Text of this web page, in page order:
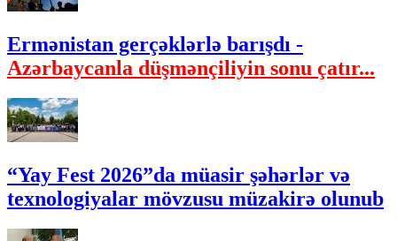
Ermənistan gerçəklərlə barışdı -
Azərbaycanla düşmənçiliyin sonu çatır...
“Yay Fest 2026”da müasir şəhərlər və
texnologiyalar mövzusu müzakirə olunub